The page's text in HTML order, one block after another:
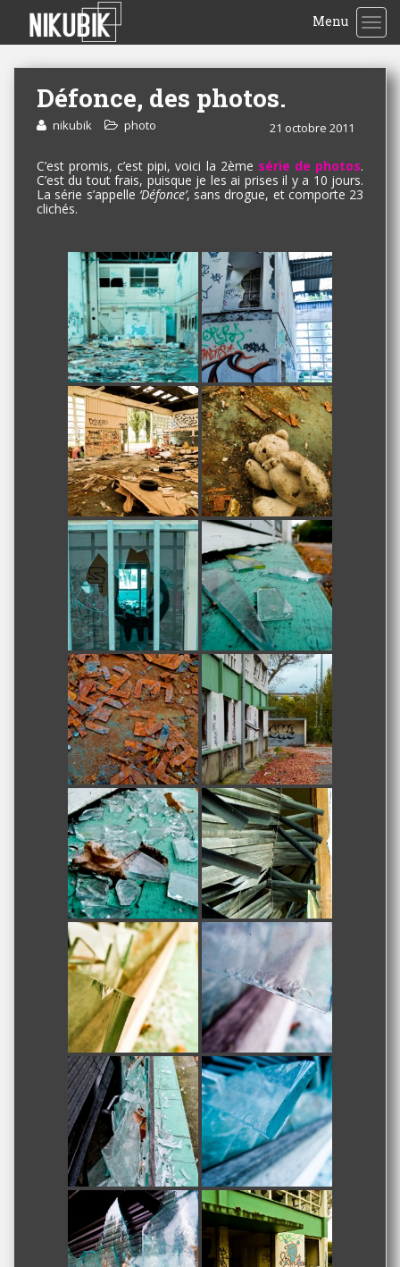
Menu
Défonce, des photos.
21 octobre 2011
nikubik photo
C’est promis, c’est pipi, voici la 2ème série de photos.
C’est du tout frais, puisque je les ai prises il y a 10 jours.
La série s’appelle ‘Défonce’, sans drogue, et comporte 23
clichés.